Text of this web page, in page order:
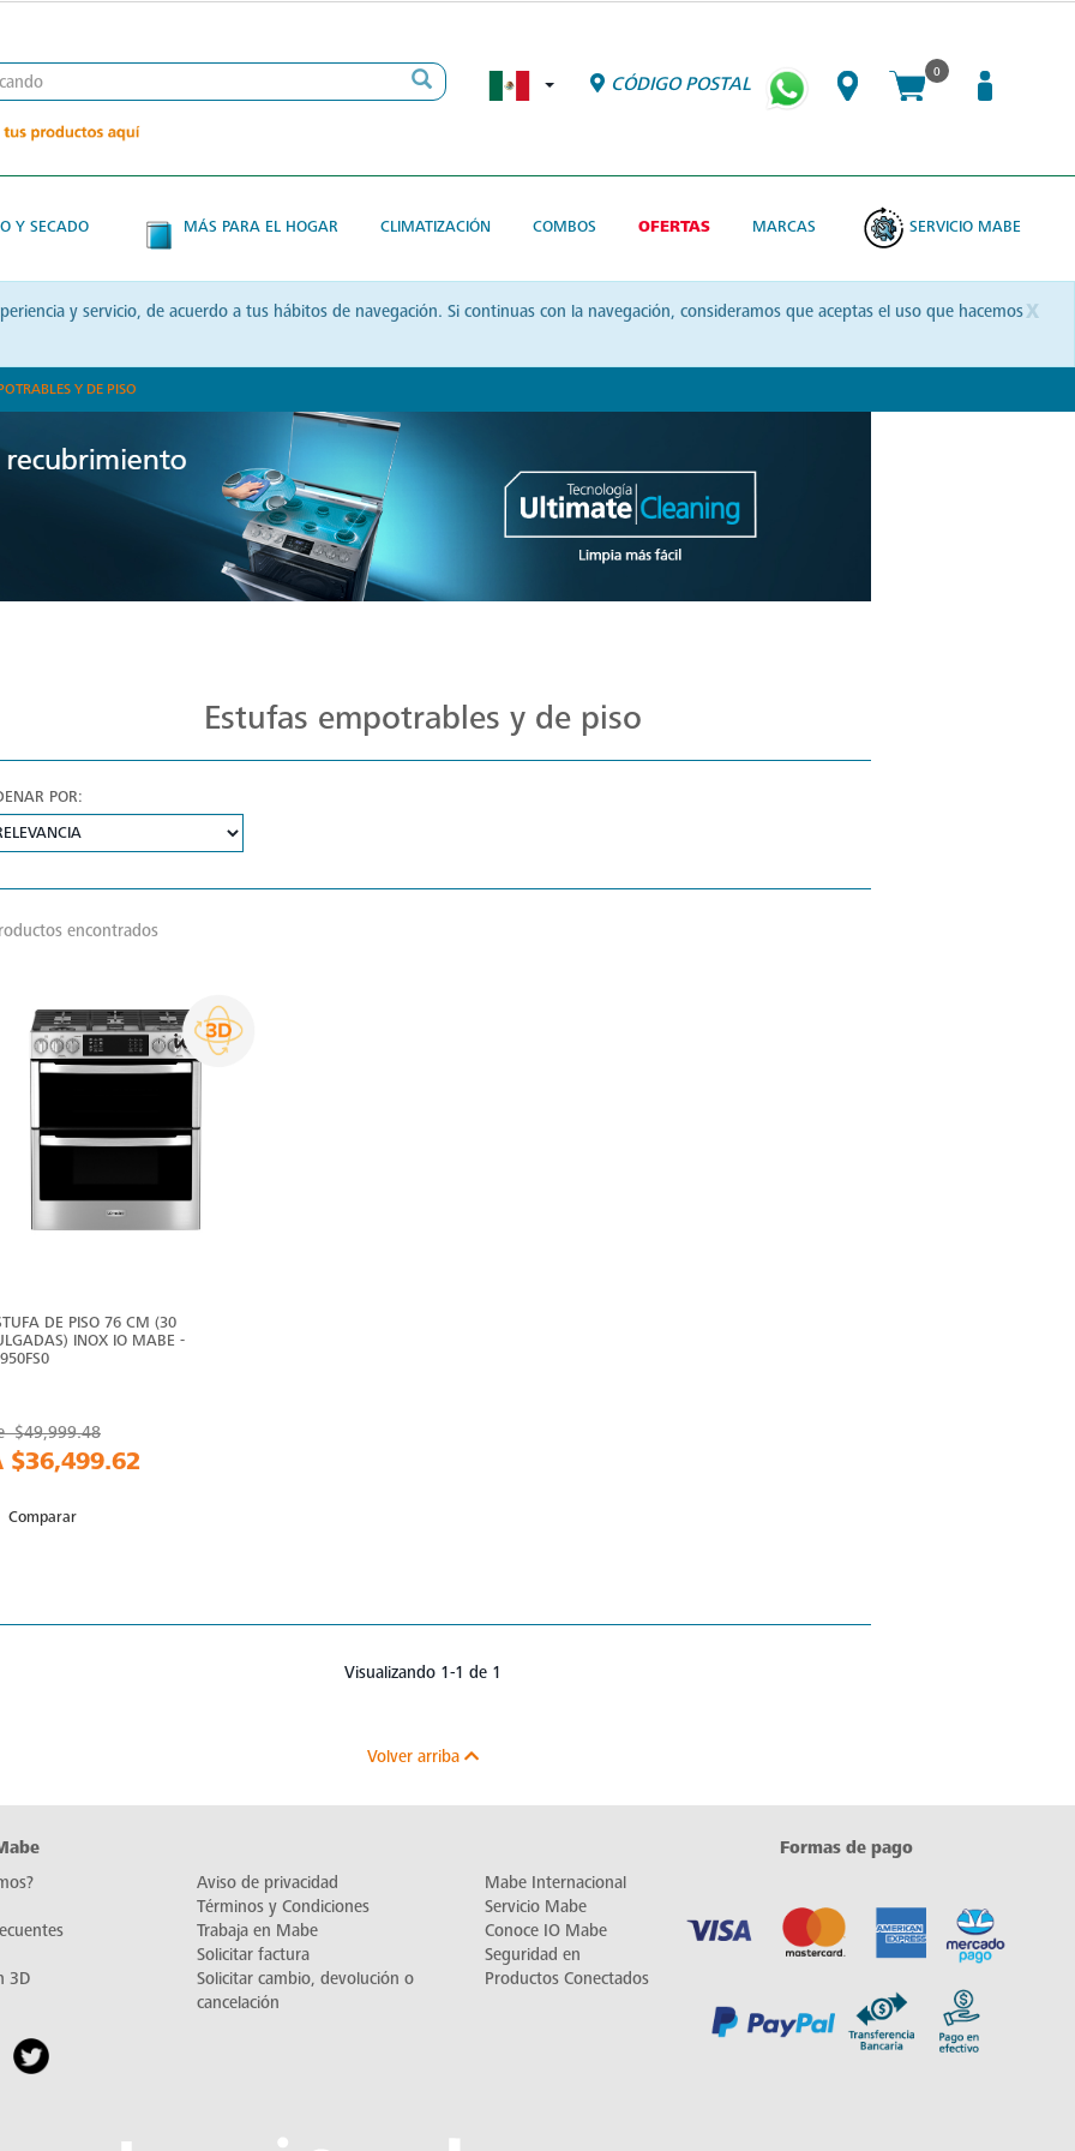
CÓDIGO POSTAL
0
Y SECADO MÁS PARA EL HOGAR CLIMATIZACIÓN COMBOS OFERTAS MARCAS SERVICIO MABE
x
y servicio, de acuerdo a tus hábitos de navegación. Si continuas con la navegación, consideramos que aceptas el uso que hacemos
Y DE PISO
Estufas empotrables y de piso
POR:
encontrados
DE PISO 76 CM (30
INOX IO MABE -
$49,999.48
$36,499.62
Comparar
Visualizando 1-1 de 1
Volver arriba
3D
Aviso de privacidad
Términos y Condiciones
Trabaja en Mabe
Solicitar factura
Solicitar cambio, devolución o
cancelación
Mabe Internacional
Servicio Mabe
Conoce IO Mabe
Seguridad en
Productos Conectados
Formas de pago